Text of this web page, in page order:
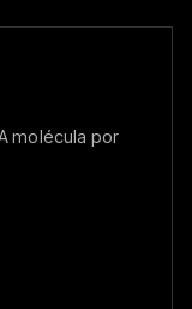
molécula por